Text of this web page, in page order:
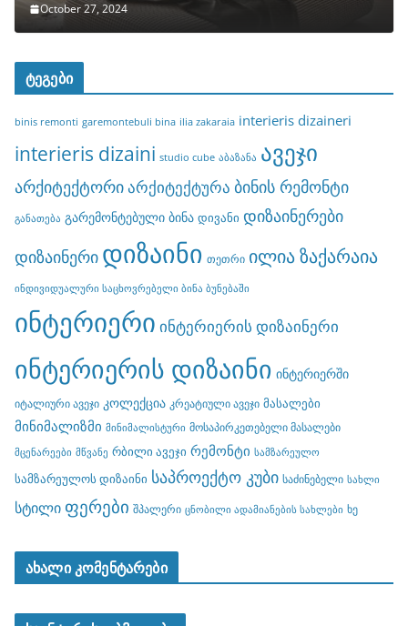
October 27, 2024
ტეგები
binis remonti garemontebuli bina ilia zakaraia interieris dizaineri
interieris dizaini studio cube აბაზანა ავეჯი
არქიტექტორიარქიტექტურა ბინის რემონტი
განათება გარემონტებული ბინა დივანი დიზაინერები
დიზაინერი დიზაინი თეთრი ილია ზაქარაია
ინდივიდუალური საცხოვრებელი ბინა ბუნებაში
ინტერიერი ინტერიერის დიზაინერი
ინტერიერის დიზაინი ინტერიერში
იტალიური ავეჯი კოლექცია კრეატიული ავეჯი მასალები
მინიმალიზმი მინიმალისტური მოსაპირკეთებელი მასალები
მცენარეები მწვანე რბილი ავეჯი რემონტი სამზარეულო
სამზარეულოს დიზაინი საპროექტო კუბი საძინებელი სახლი
სტილი ფერები შპალერი ცნობილი ადამიანების სახლები ხე
ახალი კომენტარები